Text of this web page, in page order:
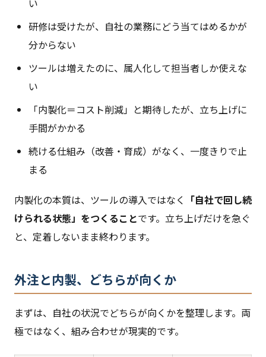
い
研修は受けたが、自社の業務にどう当てはめるかが
分からない
ツールは増えたのに、属人化して担当者しか使えな
い
「内製化＝コスト削減」と期待したが、立ち上げに
手間がかかる
続ける仕組み（改善・育成）がなく、一度きりで止
まる
内製化の本質は、ツールの導入ではなく 「自社で回し続
けられる状態」をつくることです。立ち上げだけを急ぐ
と、定着しないまま終わります。
外注と内製、どちらが向くか
まずは、自社の状況でどちらが向くかを整理します。両
極ではなく、組み合わせが現実的です。